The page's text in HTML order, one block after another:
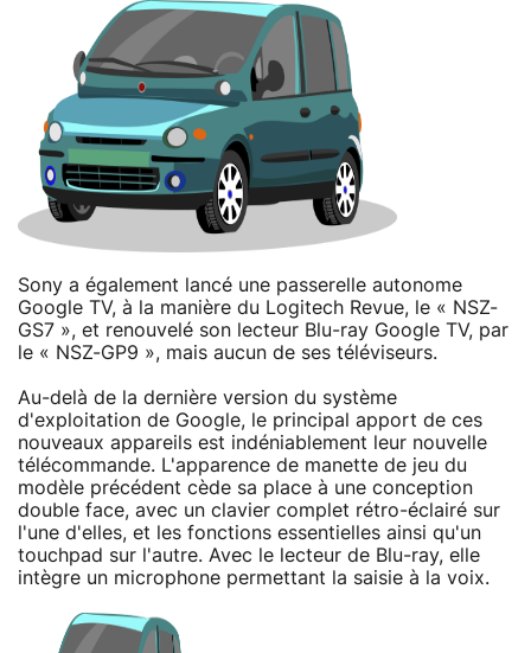
Sony a également lancé une passerelle autonome
Google TV, à la manière du Logitech Revue, le « NSZ-
GS7 », et renouvelé son lecteur Blu-ray Google TV, par
le « NSZ-GP9 », mais aucun de ses téléviseurs.
Au-delà de la dernière version du système
d'exploitation de Google, le principal apport de ces
nouveaux appareils est indéniablement leur nouvelle
télécommande. L'apparence de manette de jeu du
modèle précédent cède sa place à une conception
double face, avec un clavier complet rétro-éclairé sur
l'une d'elles, et les fonctions essentielles ainsi qu'un
touchpad sur l'autre. Avec le lecteur de Blu-ray, elle
intègre un microphone permettant la saisie à la voix.